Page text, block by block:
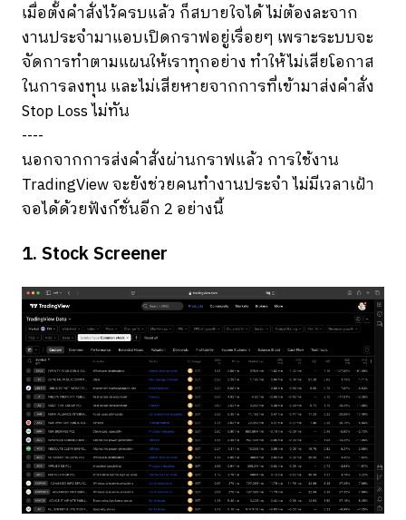
เมื่อตั้งคำสั่งไว้ครบแล้ว ก็สบายใจได้ ไม่ต้องละจาก
งานประจำมาแอบเปิดกราฟอยู่เรื่อยๆ เพราะระบบจะ
จัดการทำตามแผนให้เราทุกอย่าง ทำให้ไม่เสียโอกาส
ในการลงทุน และไม่เสียหายจากการที่เข้ามาส่งคำสั่ง
Stop Loss ไม่ทัน
----
นอกจากการส่งคำสั่งผ่านกราฟแล้ว การใช้งาน
TradingView จะยังช่วยคนทำงานประจำ ไม่มีเวลาเฝ้า
จอได้ด้วยฟังก์ชั่นอีก 2 อย่างนี้
1. Stock Screener